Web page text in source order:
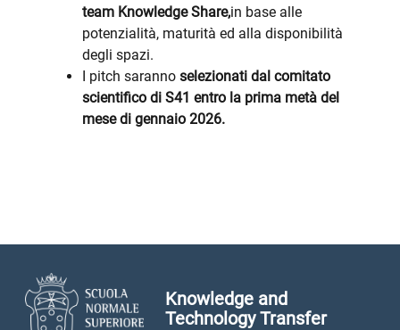
team Knowledge Share,in base alle
potenzialità, maturità ed alla disponibilità
degli spazi.
I pitch saranno selezionati dal comitato
scientifico di S41 entro la prima metà del
mese di gennaio 2026.
Knowledge and
Technology Transfer